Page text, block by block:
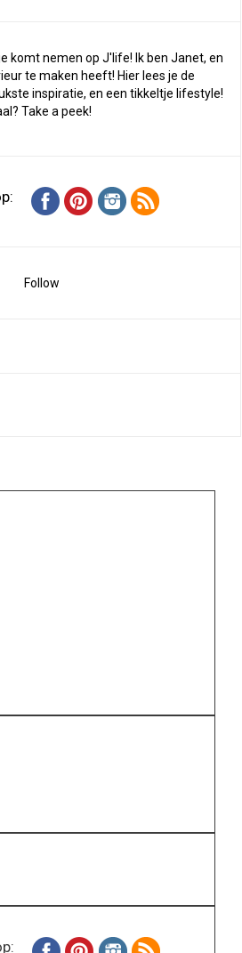
komt nemen op J'life! Ik ben Janet, en
te maken heeft! Hier lees je de
inspiratie, en een tikkeltje lifestyle!
Take a peek!
Follow